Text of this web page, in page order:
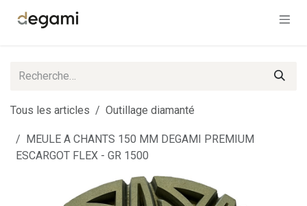
Tous les articles Outillage diamanté
MEULE A CHANTS 150 MM DEGAMI PREMIUM
ESCARGOT FLEX - GR 1500